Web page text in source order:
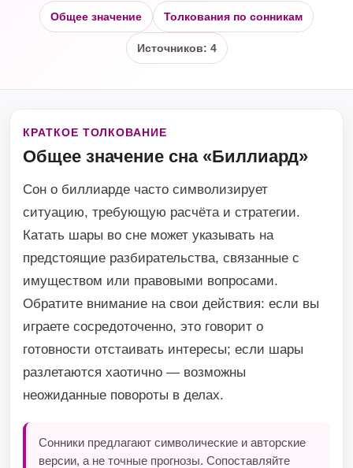
Общее значение Толкования по сонникам
Источников: 4
КРАТКОЕ ТОЛКОВАНИЕ
Общее значение сна «Биллиард»
Сон о биллиарде часто символизирует
ситуацию, требующую расчёта и стратегии.
Катать шары во сне может указывать на
предстоящие разбирательства, связанные с
имуществом или правовыми вопросами.
Обратите внимание на свои действия: если вы
играете сосредоточенно, это говорит о
готовности отстаивать интересы; если шары
разлетаются хаотично — возможны
неожиданные повороты в делах.
Сонники предлагают символические и авторские
версии, а не точные прогнозы. Сопоставляйте